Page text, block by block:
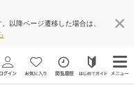
以降ページ遷移した場合は、